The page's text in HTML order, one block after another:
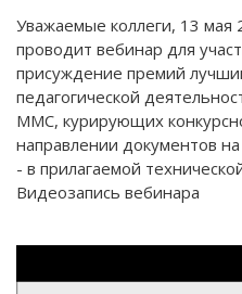
Уважаемые коллеги, 13 мая
проводит вебинар для
присуждение премий
педагогической
ММС, курирующих
направлении документов
- в прилагаемой
Видеозапись вебинара